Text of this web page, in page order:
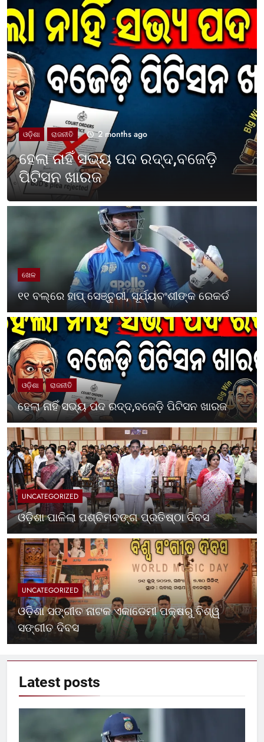
UNCATEGORIZED 2 months ago
ଓଡ଼ିଶା ପାଳିଲା ପଶ୍ଚିମବଙ୍ଗ
ପ୍ରତିଷ୍ଠା ଦିବସ
ଖେଳ
୧୧ ବଲ୍‌ରେ ହାପ୍ ସେଞ୍ଚୁରୀ, ସୂର୍ଯ୍ୟବଂଶୀଙ୍କ ରେକର୍ଡ
ଓଡ଼ିଶା ରାଜନୀତି
ହେଲା ନାହିଁ ସଭ୍ୟ ପଦ ରଦ୍ଦ,ବଜେଡ଼ି ପିଟିସନ ଖାରଜ
UNCATEGORIZED
ଓଡ଼ିଶା ପାଳିଲା ପଶ୍ଚିମବଙ୍ଗ ପ୍ରତିଷ୍ଠା ଦିବସ
UNCATEGORIZED
ଓଡ଼ିଶା ସଙ୍ଗୀତ ନାଟକ ଏକାଡେମୀ ପକ୍ଷରୁ ବିଶ୍ୱ
ସଙ୍ଗୀତ ଦିବସ
Latest posts